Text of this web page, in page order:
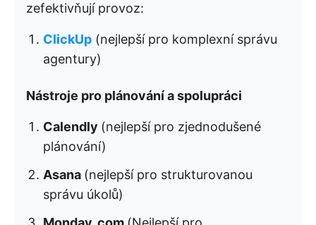
zefektivňují provoz:
ClickUp (nejlepší pro komplexní správu
agentury)
Nástroje pro plánování a spolupráci
Calendly (nejlepší pro zjednodušené
plánování)
Asana (nejlepší pro strukturovanou
správu úkolů)